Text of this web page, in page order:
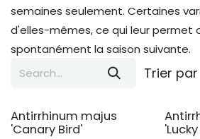
semaines seulement. Certaines
d'elles-mêmes, ce qui leur permet
spontanément la saison suivante.
Trier par
Antirrhinum majus
'Canary Bird'